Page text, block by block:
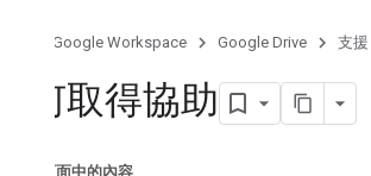
Google Workspace Google Drive 支援
如何取得協助
這個頁面中的內容